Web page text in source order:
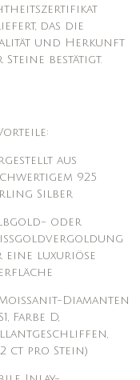
das die
und Herkunft
Steine bestätigt.
aus
925
Silber
oder
eine luxuriöse
Diamanten
Farbe D,
ct pro Stein)